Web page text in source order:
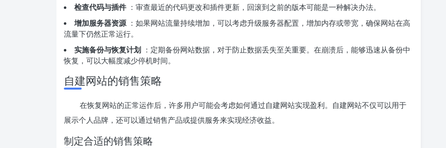
检查代码与插件 ：审查最近的代码更改和插件更新，回滚到之前的版本可能是一种解决办法。
增加服务器资源 ：如果网站流量持续增加，可以考虑升级服务器配置，增加内存或带宽，确保网站在高
流量下仍然正常运行。
实施备份与恢复计划 ：定期备份网站数据，对于防止数据丢失至关重要。在崩溃后，能够迅速从备份中
恢复，可以大幅度减少停机时间。
自建网站的销售策略
在恢复网站的正常运作后，许多用户可能会考虑如何通过自建网站实现盈利。自建网站不仅可以用于
展示个人品牌，还可以通过销售产品或提供服务来实现经济收益。
制定合适的销售策略